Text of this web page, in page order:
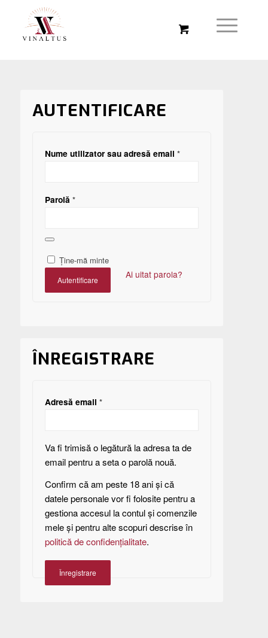
AUTENTIFICARE
Nume utilizator sau adresă email *
Parolă *
Ține-mă minte
Autentificare Ai uitat parola?
ÎNREGISTRARE
Adresă email *
Va fi trimisă o legătură la adresa ta de
email pentru a seta o parolă nouă.
Confirm că am peste 18 ani și că
datele personale vor fi folosite pentru a
gestiona accesul la contul și comenzile
mele și pentru alte scopuri descrise în
politică de confidențialitate.
Înregistrare